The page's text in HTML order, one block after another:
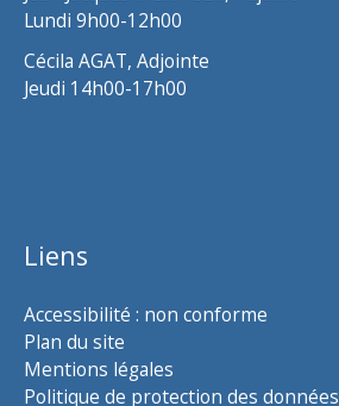
Lundi 9h00-12h00
Cécila AGAT, Adjointe
Jeudi 14h00-17h00
Liens
Accessibilité : non conforme
Plan du site
Mentions légales
Politique de protection des données